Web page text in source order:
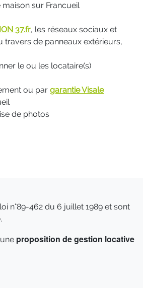
sur Francueil
37.fr, les réseaux sociaux et
travers de panneaux extérieurs,
le ou les locataire(s)
ou par garantie Visale
de photos
n°89-462 du 6 juillet 1989 et sont
proposition de gestion locative